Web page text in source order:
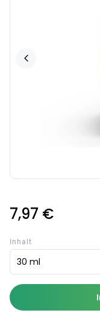
7,97 €
Inhalt
30 ml